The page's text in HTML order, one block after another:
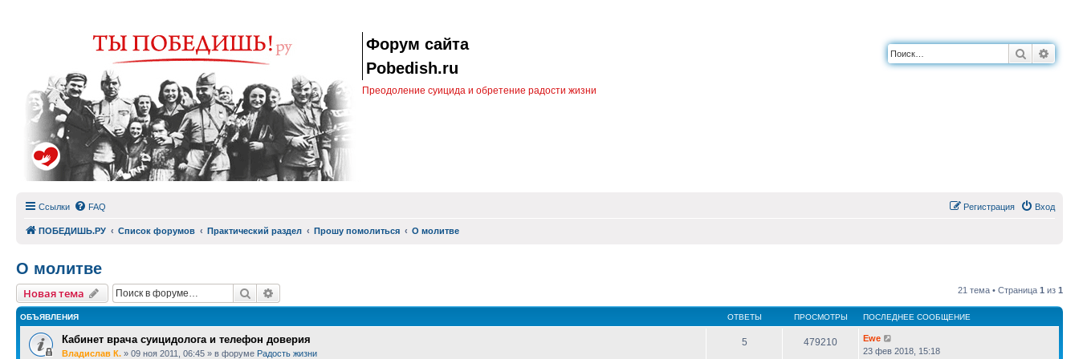
Форум сайта
Pobedish.ru
Преодоление суицида и обретение радости жизни
Поиск
Ссылки FAQ Вход
Регистрация
ПОБЕДИШЬ.РУ Список форумов Практический раздел Прошу помолиться О молитве
О молитве
Новая тема Поиск 21 тема • Страница 1 из 1
ОБЪЯВЛЕНИЯ ОТВЕТЫ ПРОСМОТРЫ ПОСЛЕДНЕЕ СООБЩЕНИЕ
Кабинет врача суицидолога и телефон доверия
Владислав К. » 09 ноя 2011, 06:45 » в форуме Радость жизни
5 479210
Ewe
23 фев 2018, 15:18